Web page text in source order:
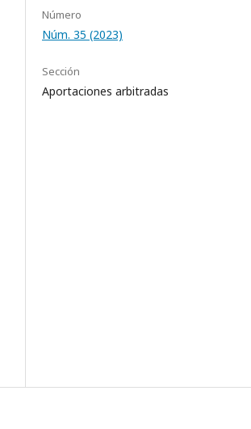
Número
Núm. 35 (2023)
Sección
Aportaciones arbitradas